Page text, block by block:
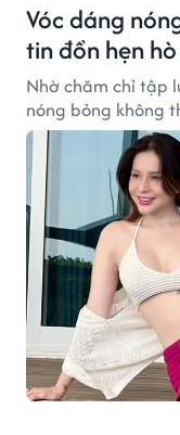
Vóc dáng
tin đồn hẹn
Nhờ chăm chỉ tập
nóng bỏng không